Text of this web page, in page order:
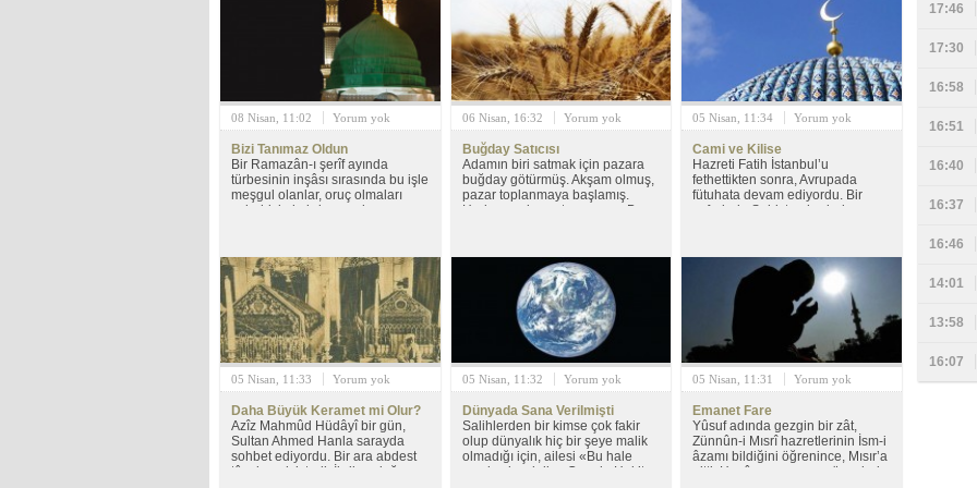
Efendiye;
08 Nisan, 11:02 Yorum yok
Bizi Tanımaz Oldun
Bir Ramazân-ı şerîf ayında
türbesinin inşâsı sırasında bu işle
meşgul olanlar, oruç olmaları
sebebiyle kabri yanında ona
06 Nisan, 16:32 Yorum yok
Buğday Satıcısı
Adamın biri satmak için pazara
buğday götürmüş. Akşam olmuş,
pazar toplanmaya başlamış.
Herkes malını satıp savmış. Bu
Adam koca çuvalı geri getirmenin
sıkıntısıyla düşünürken
meşayıhten birinin yolu pazara
05 Nisan, 11:34 Yorum yok
Cami ve Kilise
Hazreti Fatih İstanbul’u
fethettikten sonra, Avrupada
fütuhata devam ediyordu. Bir
seferinde Sırbistan hududuna
Brankoviç bir yanda Macaristan
bir yanda da Türkler olduğu için
arada zor durumda kalmıştı. Her
iki büyük devletten birine
sığınmak, ondan yardım istemek
düşüncesiyle, her iki tarafa da
elçiler gönderdi.
05 Nisan, 11:33 Yorum yok
Daha Büyük Keramet mi Olur?
Azîz Mahmûd Hüdâyî bir gün,
Sultan Ahmed Hanla sarayda
sohbet ediyordu. Bir ara abdest
tâzelemek istedi. İbrik ve leğen
05 Nisan, 11:32 Yorum yok
Dünyada Sana Verilmişti
Salihlerden bir kimse çok fakir
olup dünyalık hiç bir şeye malik
olmadığı için, ailesi «Bu hale
nasıl sabredelim. Cenabı Hak’tan
05 Nisan, 11:31 Yorum yok
Emanet Fare
Yûsuf adında gezgin bir zât,
Zünnûn-i Mısrî hazretlerinin İsm-i
âzamı bildiğini öğrenince, Mısır’a
gitti. Huzûruna varınca, önceleri
17:46
17:30
16:58
16:51
16:40
16:37
16:46
14:01
13:58
16:07